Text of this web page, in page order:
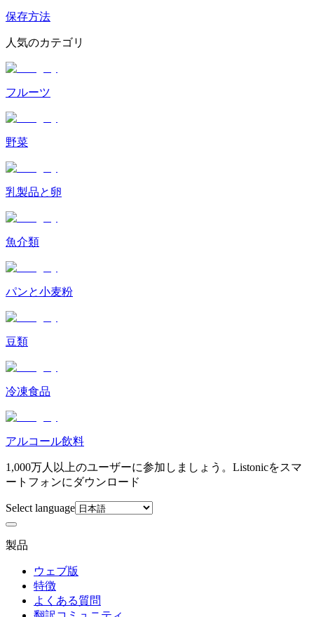
保存方法
人気のカテゴリ
フルーツ
野菜
乳製品と卵
魚介類
パンと小麦粉
豆類
冷凍食品
アルコール飲料
1,000万人以上のユーザーに参加しましょう。Listonicをスマ
ートフォンにダウンロード
Select language
製品
ウェブ版
特徴
よくある質問